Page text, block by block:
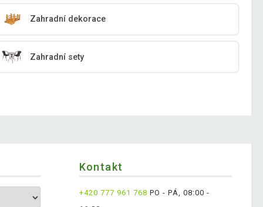
Zahradní dekorace
Zahradní sety
Kontakt
+420 777 961 768 PO - PÁ, 08:00 -